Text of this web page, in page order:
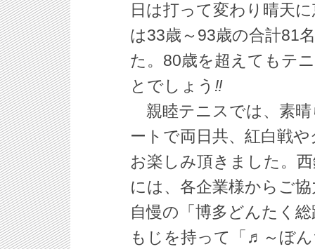
日は打って変わり晴天
は33歳～93歳の合計81
た。80歳を超えてもテ
とでしょう ‼
親睦テニスでは、素
ートで両日共、紅白戦
お楽しみ頂きました。
には、各企業様からご
自慢の「博多どんたく
もじを持って「♬～ぼ